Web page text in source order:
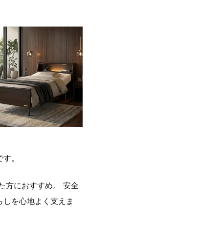
。
方におすすめ。 安全
を心地よく支えま